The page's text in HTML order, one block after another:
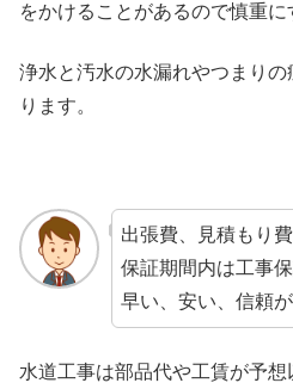
をかけることがあるので慎重に
浄水と汚水の水漏れやつまり
ります。
出張費、見積もり
保証期間内は工事
早い、安い、信頼
水道工事は部品代や工賃が予